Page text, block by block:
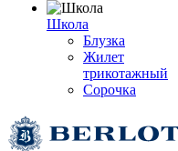
Школа
Блузка
Жилет
трикотажный
Сорочка